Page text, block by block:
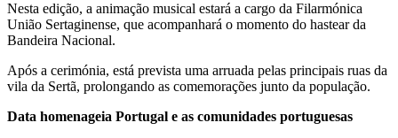
Nesta edição, a animação musical estará a cargo da Filarmónica
União Sertaginense, que acompanhará o momento do hastear da
Bandeira Nacional.
Após a cerimónia, está prevista uma arruada pelas principais ruas da
vila da Sertã, prolongando as comemorações junto da população.
Data homenageia Portugal e as comunidades portuguesas